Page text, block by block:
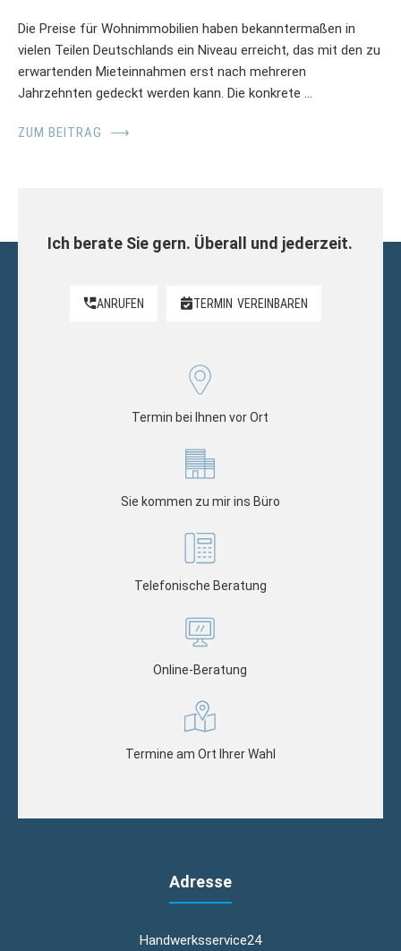
Die Preise für Wohnimmobilien haben bekanntermaßen in
vielen Teilen Deutschlands ein Niveau erreicht, das mit den zu
erwartenden Mieteinnahmen erst nach mehreren
Jahrzehnten gedeckt werden kann. Die konkrete …
ZUM BEITRAG ⟶
Ich berate Sie gern. Überall und jederzeit.
ANRUFEN TERMIN VEREINBAREN
Termin bei Ihnen vor Ort
Sie kommen zu mir ins Büro
Telefonische Beratung
Online-Beratung
Termine am Ort Ihrer Wahl
Adresse
Handwerksservice24